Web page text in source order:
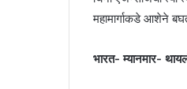
महामार्गाकडे आशेने
भारत- म्यानमार-